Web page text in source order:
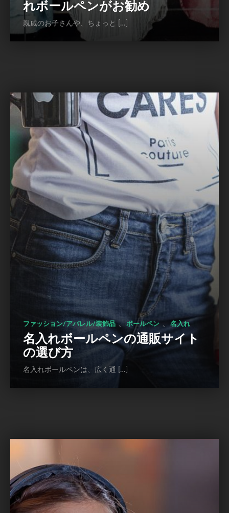
れボールペンがお勧め
親戚のお子さんや、ちょっと […]
ファッション/アパレル/装飾品 、 ボールペン 、 名入れ
名入れボールペンの通販サイト
の選び方
名入れボールペンは、広く通 […]